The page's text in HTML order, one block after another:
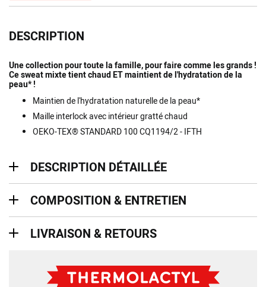
DESCRIPTION
Une collection pour toute la famille, pour faire comme les grands !
Ce sweat mixte tient chaud ET maintient de l'hydratation de la
peau* !
Maintien de l'hydratation naturelle de la peau*
Maille interlock avec intérieur gratté chaud
OEKO-TEX® STANDARD 100 CQ1194/2 - IFTH
DESCRIPTION DÉTAILLÉE
COMPOSITION & ENTRETIEN
LIVRAISON & RETOURS